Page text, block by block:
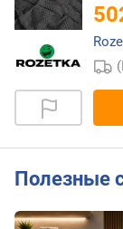
Полезные